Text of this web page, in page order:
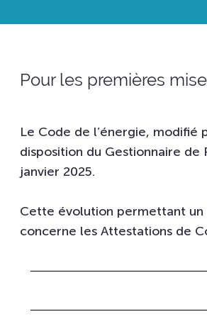
Pour les premières
Le Code de l’énergie,
disposition du Gestionnaire
janvier 2025.
Cette évolution permettant un
concerne les Attestations de